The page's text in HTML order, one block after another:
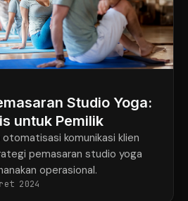
Studio Yoga:
untuk Pemilik
komunikasi klien
pemasaran studio yoga
operasional.
2024